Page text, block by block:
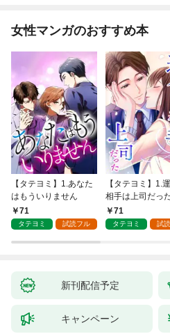
女性マンガのおすすめ本
【タテヨミ】1.あなた
はもういりません
71
タテヨミ 試読フル
【タテヨミ】1.
相手は上司だっ
71
タテヨミ 試
新刊配信予定
キャンペーン